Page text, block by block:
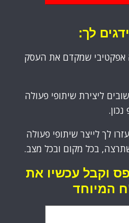
לך:
אפקטיבי שמקדם את העסק
ליצירת שיתופי פעולה
לך לייצר שיתופי פעולה
בכל מקום ובכל מצב.
וקבל עכשיו את
המיוחד